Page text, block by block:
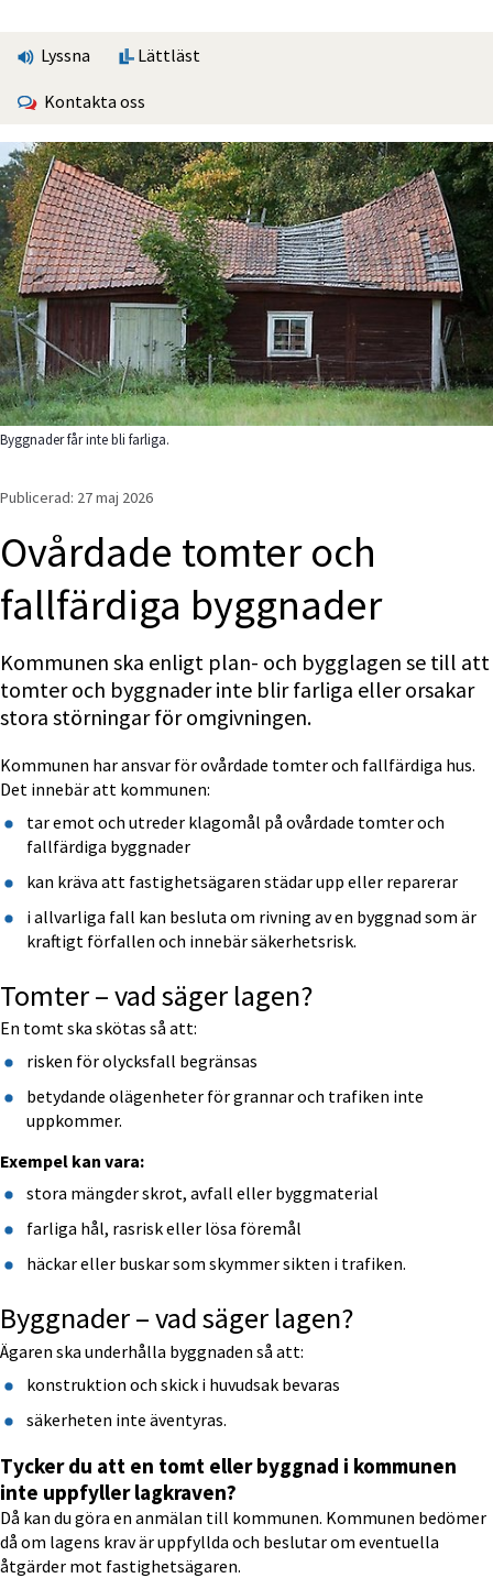
Lyssna Lättläst
Kontakta oss
Byggnader får inte bli farliga.
Publicerad: 27 maj 2026
Ovårdade tomter och
fallfärdiga byggnader
Kommunen ska enligt plan- och bygglagen se till att
tomter och byggnader inte blir farliga eller orsakar
stora störningar för omgivningen.
Kommunen har ansvar för ovårdade tomter och fallfärdiga hus.
Det innebär att kommunen:
tar emot och utreder klagomål på ovårdade tomter och
fallfärdiga byggnader
kan kräva att fastighetsägaren städar upp eller reparerar
i allvarliga fall kan besluta om rivning av en byggnad som är
kraftigt förfallen och innebär säkerhetsrisk.
Tomter – vad säger lagen?
En tomt ska skötas så att:
risken för olycksfall begränsas
betydande olägenheter för grannar och trafiken inte
uppkommer.
Exempel kan vara:
stora mängder skrot, avfall eller byggmaterial
farliga hål, rasrisk eller lösa föremål
häckar eller buskar som skymmer sikten i trafiken.
Byggnader – vad säger lagen?
Ägaren ska underhålla byggnaden så att:
konstruktion och skick i huvudsak bevaras
säkerheten inte äventyras.
Tycker du att en tomt eller byggnad i kommunen
inte uppfyller lagkraven?
Då kan du göra en anmälan till kommunen. Kommunen bedömer
då om lagens krav är uppfyllda och beslutar om eventuella
åtgärder mot fastighetsägaren.